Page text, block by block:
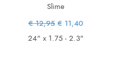
Slime
€12,95 Oorspronkelijke
prijs was:
€ 12,95.
€ 11,40
€ 11,40.
24" x 1.75 - 2.3"